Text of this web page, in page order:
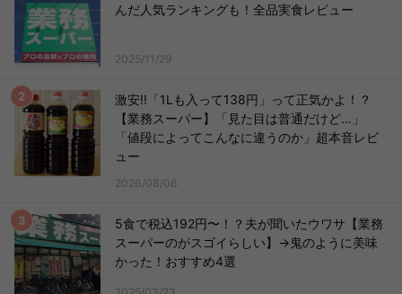
んだ人気ランキングも！全品実食レビュー
2025/11/29
激安!!「1Lも入って138円」って正気かよ！？
【業務スーパー】「見た目は普通だけど…」
「値段によってこんなに違うのか」超本音レビ
ュー
2026/08/06
5食で税込192円〜！？夫が聞いたウワサ【業務
スーパーのがスゴイらしい】→鬼のように美味
かった！おすすめ4選